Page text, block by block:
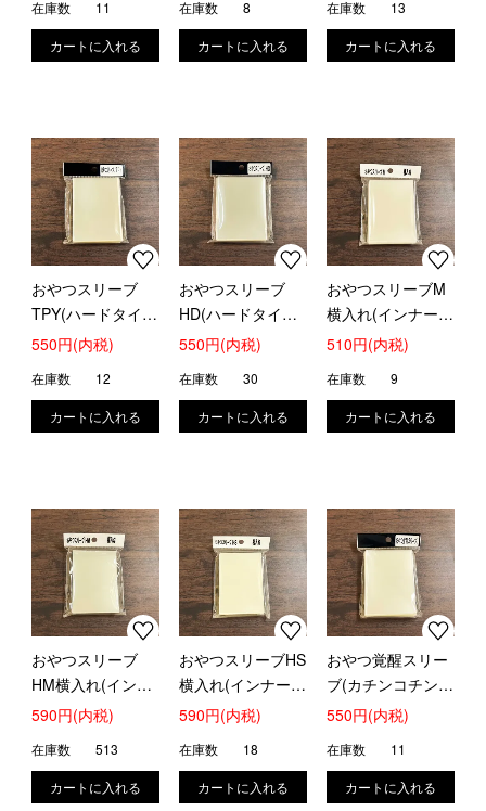
在庫数 11 在庫数 8 在庫数 13
おやつスリーブ
TPY(ハードタイプ
遊戯王4重目)
550円(内税)
在庫数 12
おやつスリーブ
HD(ハードタイプ
デュエマ公式キャ
スリーブ 3重目)
550円(内税)
在庫数 30
おやつスリーブM
横入れ(インナーデ
ュエマサイズ)
510円(内税)
在庫数 9
おやつスリーブ
HM横入れ(インナ
ーハードタイプ)
590円(内税)
在庫数 513
おやつスリーブHS
横入れ(インナーハ
ードタイプ)
590円(内税)
在庫数 18
おやつ覚醒スリー
ブ(カチンコチン強
度マックス)
550円(内税)
在庫数 11